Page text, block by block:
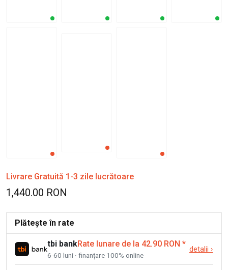
Livrare Gratuită 1-3 zile lucrătoare
1,440.00 RON
Plătește în rate
tbi bankRate lunare de la 42.90 RON *
6-60 luni · finanțare 100% online
detalii ›